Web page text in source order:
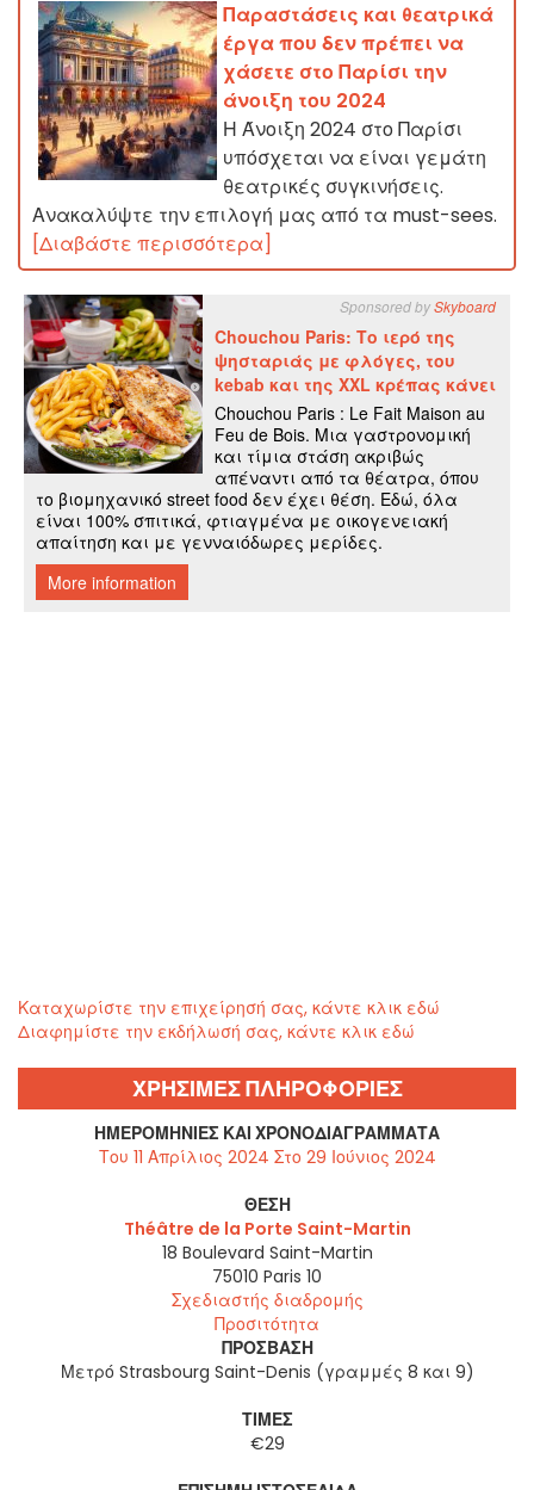
Παραστάσεις και θεατρικά
έργα που δεν πρέπει να
χάσετε στο Παρίσι την
άνοιξη του 2024
Η Άνοιξη 2024 στο Παρίσι
υπόσχεται να είναι γεμάτη
θεατρικές συγκινήσεις.
Ανακαλύψτε την επιλογή μας από τα must-sees.
[Διαβάστε περισσότερα]
Καταχωρίστε την επιχείρησή σας, κάντε κλικ εδώ
Διαφημίστε την εκδήλωσή σας, κάντε κλικ εδώ
ΧΡΗΣΙΜΕΣ ΠΛΗΡΟΦΟΡΙΕΣ
ΗΜΕΡΟΜΗΝΊΕΣ ΚΑΙ ΧΡΟΝΟΔΙΑΓΡΆΜΜΑΤΑ
Του 11 Απρίλιος 2024 Στο 29 Ιούνιος 2024
ΘΈΣΗ
Théâtre de la Porte Saint-Martin
18 Boulevard Saint-Martin
75010 Paris 10
Σχεδιαστής διαδρομής
Προσιτότητα
ΠΡΌΣΒΑΣΗ
Μετρό Strasbourg Saint-Denis (γραμμές 8 και 9)
ΤΙΜΈΣ
€29